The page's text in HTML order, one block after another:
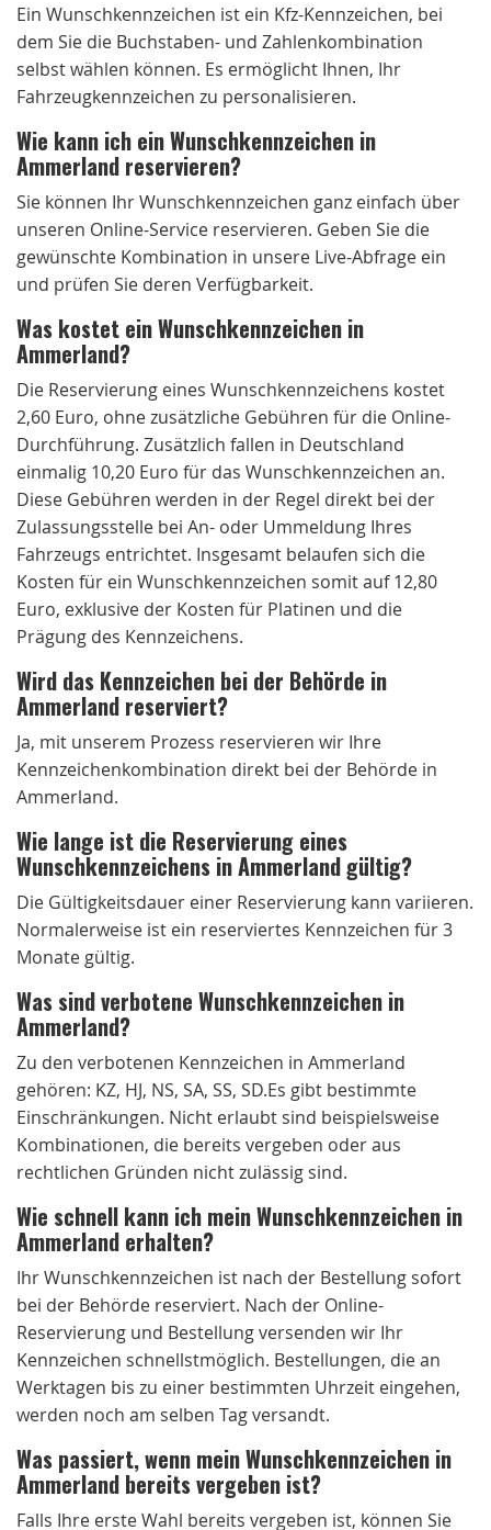
Ein Wunschkennzeichen ist ein Kfz-Kennzeichen, bei
dem Sie die Buchstaben- und Zahlenkombination
selbst wählen können. Es ermöglicht Ihnen, Ihr
Fahrzeugkennzeichen zu personalisieren.
Wie kann ich ein Wunschkennzeichen in
Ammerland reservieren?
Sie können Ihr Wunschkennzeichen ganz einfach über
unseren Online-Service reservieren. Geben Sie die
gewünschte Kombination in unsere Live-Abfrage ein
und prüfen Sie deren Verfügbarkeit.
Was kostet ein Wunschkennzeichen in
Ammerland?
Die Reservierung eines Wunschkennzeichens kostet
2,60 Euro, ohne zusätzliche Gebühren für die Online-
Durchführung. Zusätzlich fallen in Deutschland
einmalig 10,20 Euro für das Wunschkennzeichen an.
Diese Gebühren werden in der Regel direkt bei der
Zulassungsstelle bei An- oder Ummeldung Ihres
Fahrzeugs entrichtet. Insgesamt belaufen sich die
Kosten für ein Wunschkennzeichen somit auf 12,80
Euro, exklusive der Kosten für Platinen und die
Prägung des Kennzeichens.
Wird das Kennzeichen bei der Behörde in
Ammerland reserviert?
Ja, mit unserem Prozess reservieren wir Ihre
Kennzeichenkombination direkt bei der Behörde in
Ammerland.
Wie lange ist die Reservierung eines
Wunschkennzeichens in Ammerland gültig?
Die Gültigkeitsdauer einer Reservierung kann variieren.
Normalerweise ist ein reserviertes Kennzeichen für 3
Monate gültig.
Was sind verbotene Wunschkennzeichen in
Ammerland?
Zu den verbotenen Kennzeichen in Ammerland
gehören: KZ, HJ, NS, SA, SS, SD.Es gibt bestimmte
Einschränkungen. Nicht erlaubt sind beispielsweise
Kombinationen, die bereits vergeben oder aus
rechtlichen Gründen nicht zulässig sind.
Wie schnell kann ich mein Wunschkennzeichen in
Ammerland erhalten?
Ihr Wunschkennzeichen ist nach der Bestellung sofort
bei der Behörde reserviert. Nach der Online-
Reservierung und Bestellung versenden wir Ihr
Kennzeichen schnellstmöglich. Bestellungen, die an
Werktagen bis zu einer bestimmten Uhrzeit eingehen,
werden noch am selben Tag versandt.
Was passiert, wenn mein Wunschkennzeichen in
Ammerland bereits vergeben ist?
Falls Ihre erste Wahl bereits vergeben ist, können Sie